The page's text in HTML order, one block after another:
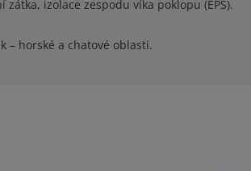
izolace zespodu víka poklopu (EPS).
– horské a chatové oblasti.